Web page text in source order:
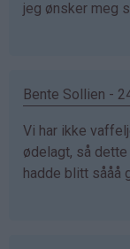
jeg ønsker meg
Bente Sollien -
Vi har ikke
ødelagt, så
hadde blitt sååå